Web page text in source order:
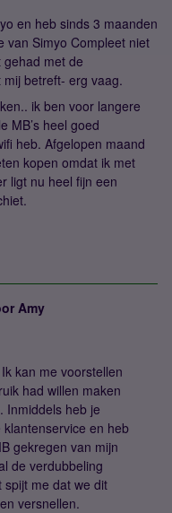
en heb sinds 3 maanden
van Simyo Compleet niet
met de
betreft- erg vaag.
ik ben voor langere
MB’s heel goed
heb. Afgelopen maand
kopen omdat ik met
ligt nu heel fijn een
Amy
kan me voorstellen
had willen maken
Inmiddels heb je
en heb
gekregen van mijn
de verdubbeling
me dat we dit
versnellen.